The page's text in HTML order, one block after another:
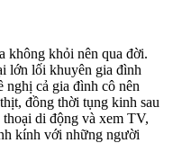
không khỏi nên qua đời.
lớn lối khuyên gia đình
nghị cả gia đình cô nên
đồng thời tụng kinh sau
di động và xem TV,
kính với những người